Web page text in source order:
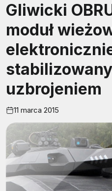
Gliwicki
moduł
uzbrojeniem
11 marca 2015